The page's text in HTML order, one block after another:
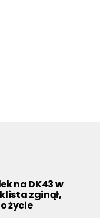
na DK43 w
zginął,
życie